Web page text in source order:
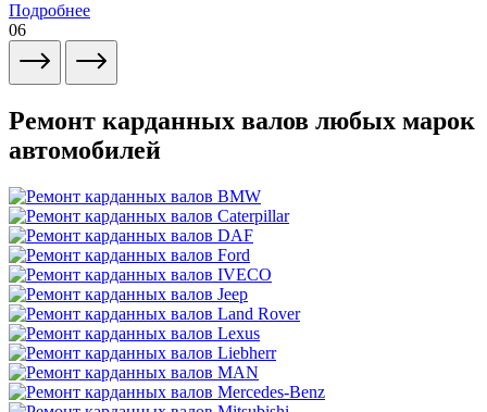
Подробнее
06
Ремонт карданных валов любых марок
автомобилей